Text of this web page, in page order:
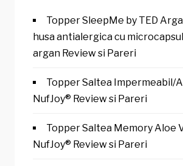
Topper SleepMe by TED
husa antialergica cu
argan Review si Pareri
Topper Saltea Impermeabil/
NufJoy® Review si Pareri
Topper Saltea Memory Aloe
NufJoy® Review si Pareri